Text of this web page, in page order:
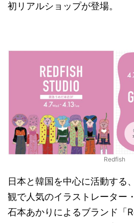
初リアルショップが登場。
Redfish
日本と韓国を中心に活動する
観で人気のイラストレーター
石本あかりによるブランド「